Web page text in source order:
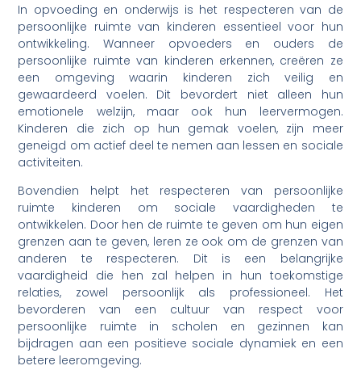
In opvoeding en onderwijs is het respecteren van de
persoonlijke ruimte van kinderen essentieel voor hun
ontwikkeling. Wanneer opvoeders en ouders de
persoonlijke ruimte van kinderen erkennen, creëren ze
een omgeving waarin kinderen zich veilig en
gewaardeerd voelen. Dit bevordert niet alleen hun
emotionele welzijn, maar ook hun leervermogen.
Kinderen die zich op hun gemak voelen, zijn meer
geneigd om actief deel te nemen aan lessen en sociale
activiteiten.
Bovendien helpt het respecteren van persoonlijke
ruimte kinderen om sociale vaardigheden te
ontwikkelen. Door hen de ruimte te geven om hun eigen
grenzen aan te geven, leren ze ook om de grenzen van
anderen te respecteren. Dit is een belangrijke
vaardigheid die hen zal helpen in hun toekomstige
relaties, zowel persoonlijk als professioneel. Het
bevorderen van een cultuur van respect voor
persoonlijke ruimte in scholen en gezinnen kan
bijdragen aan een positieve sociale dynamiek en een
betere leeromgeving.